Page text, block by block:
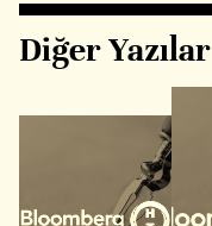
Diğer Yazılar